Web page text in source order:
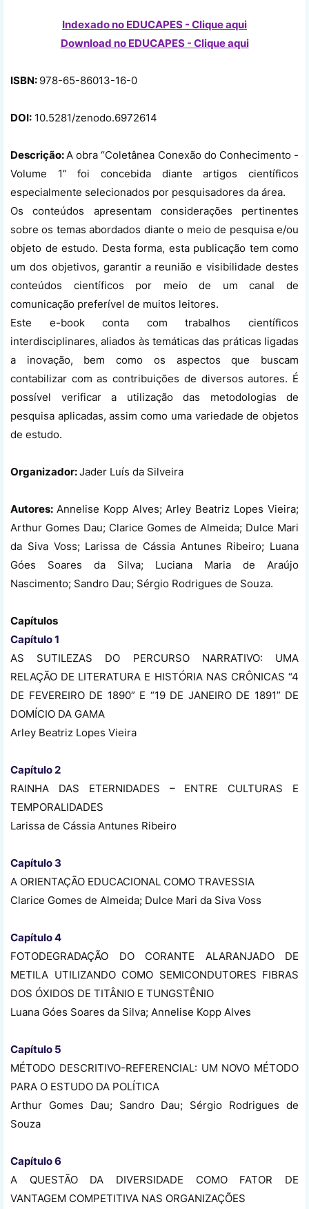
Indexado no EDUCAPES - Clique aqui
Download no EDUCAPES - Clique aqui
ISBN: 978-65-86013-16-0
DOI: 10.5281/zenodo.6972614
Descrição:A obra “Coletânea Conexão do Conhecimento -
Volume 1” foi concebida diante artigos científicos
especialmente selecionados por pesquisadores da área.
Os conteúdos apresentam considerações pertinentes
sobre os temas abordados diante o meio de pesquisa e/ou
objeto de estudo. Desta forma, esta publicação tem como
um dos objetivos, garantir a reunião e visibilidade destes
conteúdos científicos por meio de um canal de
comunicação preferível de muitos leitores.
Este e-book conta com trabalhos científicos
interdisciplinares, aliados às temáticas das práticas ligadas
a inovação, bem como os aspectos que buscam
contabilizar com as contribuições de diversos autores. É
possível verificar a utilização das metodologias de
pesquisa aplicadas, assim como uma variedade de objetos
de estudo.
Organizador:Jader Luís da Silveira
Autores: Annelise Kopp Alves; Arley Beatriz Lopes Vieira;
Arthur Gomes Dau; Clarice Gomes de Almeida; Dulce Mari
da Siva Voss; Larissa de Cássia Antunes Ribeiro; Luana
Góes Soares da Silva; Luciana Maria de Araújo
Nascimento; Sandro Dau; Sérgio Rodrigues de Souza.
Capítulos
Capítulo 1
AS SUTILEZAS DO PERCURSO NARRATIVO: UMA
RELAÇÃO DE LITERATURA E HISTÓRIA NAS CRÔNICAS “4
DE FEVEREIRO DE 1890” E “19 DE JANEIRO DE 1891” DE
DOMÍCIO DA GAMA
Arley Beatriz Lopes Vieira
Capítulo 2
RAINHA DAS ETERNIDADES – ENTRE CULTURAS E
TEMPORALIDADES
Larissa de Cássia Antunes Ribeiro
Capítulo 3
A ORIENTAÇÃO EDUCACIONAL COMO TRAVESSIA
Clarice Gomes de Almeida; Dulce Mari da Siva Voss
Capítulo 4
FOTODEGRADAÇÃO DO CORANTE ALARANJADO DE
METILA UTILIZANDO COMO SEMICONDUTORES FIBRAS
DOS ÓXIDOS DE TITÂNIO E TUNGSTÊNIO
Luana Góes Soares da Silva; Annelise Kopp Alves
Capítulo 5
MÉTODO DESCRITIVO-REFERENCIAL: UM NOVO MÉTODO
PARA O ESTUDO DA POLÍTICA
Arthur Gomes Dau; Sandro Dau; Sérgio Rodrigues de
Souza
Capítulo 6
A QUESTÃO DA DIVERSIDADE COMO FATOR DE
VANTAGEM COMPETITIVA NAS ORGANIZAÇÕES